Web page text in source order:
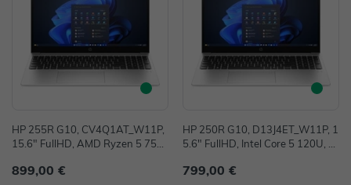
HP 255R G10, CV4Q1AT_W11P,
15.6" FullHD, AMD Ryzen 5 753
Radeon Graphics
899,00 €
HP 250R G10, D13J4ET_W11P, 1
5.6" FullHD, Intel Core 5 120U, 1
799,00 €